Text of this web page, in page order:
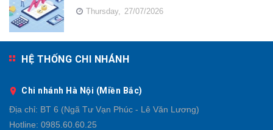
Thursday, 27/07/2026
HỆ THỐNG CHI NHÁNH
Chi nhánh Hà Nội (Miền Bắc)
Địa chỉ: BT 6 (Ngã Tư Vạn Phúc - Lê Văn Lương)
Hotline: 0985.60.60.25